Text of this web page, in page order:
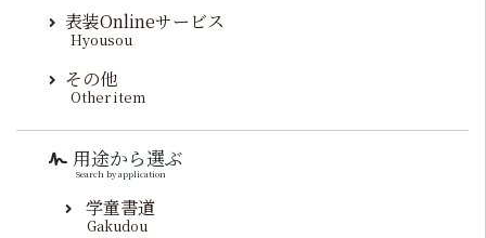
表装Onlineサービス
Hyousou
その他
Other item
用途から選ぶ
Search by application
学童書道
Gakudou